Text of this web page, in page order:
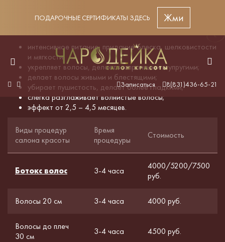
ПОДАРОЧНЫЕ СЕРТИФИКАТЫ ЗДЕСЬ Жми
Записаться 8(831)436-65-21
Ботокс волос
интенсивное питание, придание блеска, шелковистости
и мягкости;
укрепляет волосы, делает их прочными и упругими;
делает волосы живыми и блестящими;
убирает пушистость, делает более гладкими;
слегка разглаживает волнистые волосы;
эффект от 2,5 – 4,5 месяцев.
Виды процедур
салона красоты
Время
процедуры
Стоимость
Ботокс волос 3-4 часа
4000/5200/7500
руб.
Волосы 20 см 3-4 часа 4000 руб.
Волосы до плеч
30 см
3-4 часа 4500 руб.